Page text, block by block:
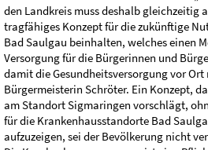
den Landkreis muss deshalb gleichzeitig
tragfähiges Konzept für die zukünftige
Bad Saulgau beinhalten, welches einen
Versorgung für die Bürgerinnen und
damit die Gesundheitsversorgung vor
Bürgermeisterin Schröter. Ein Konzept,
am Standort Sigmaringen vorschlägt,
für die Krankenhausstandorte Bad
aufzuzeigen, sei der Bevölkerung nicht